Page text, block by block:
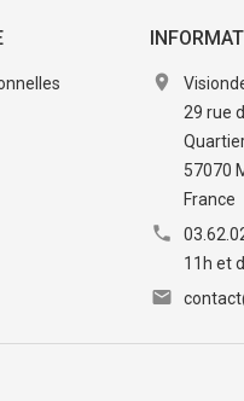

29 rue
57070
France

11h et
